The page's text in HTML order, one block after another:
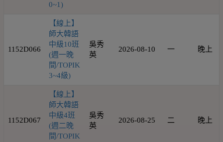
0~1)
1152D066
【線上】
師大韓語
中級10班
(週一晚
間/TOPIK
3~4級)
吳秀
英
2026-08-10 一 晚上
1152D067
【線上】
師大韓語
中級4班
(週二晚
間/TOPIK
吳秀
英
2026-08-25 二 晚上